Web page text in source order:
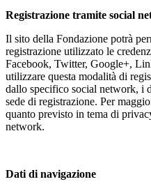
Registrazione tramite social
Il sito della Fondazione potrà
registrazione utilizzato le
Facebook, Twitter, Google+,
utilizzare questa modalità di
dallo specifico social network, i
sede di registrazione. Per
quanto previsto in tema di
network.
Dati di navigazione